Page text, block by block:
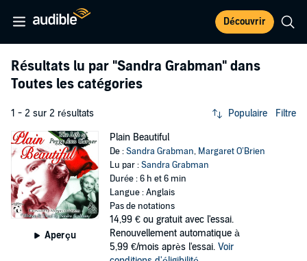
Découvrir
Résultats lu par "Sandra Grabman" dans
Toutes les catégories
1 - 2 sur 2 résultats Populaire Filtre
Aperçu
Plain Beautiful
De :Sandra Grabman, Margaret O’Brien
Lu par :Sandra Grabman
Durée : 6 h et 6 min
Langue : Anglais
Pas de notations
14,99 € ou gratuit avec l'essai.
Renouvellement automatique à
5,99 €/mois après l'essai. Voir